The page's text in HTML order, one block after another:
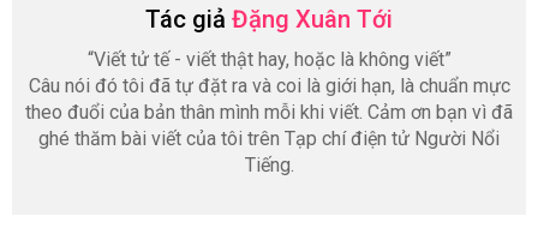
Tác giả Đặng Xuân Tới
“Viết tử tế - viết thật hay, hoặc là không viết”
Câu nói đó tôi đã tự đặt ra và coi là giới hạn, là chuẩn mực
theo đuổi của bản thân mình mỗi khi viết. Cảm ơn bạn vì đã
ghé thăm bài viết của tôi trên Tạp chí điện tử Người Nổi
Tiếng.